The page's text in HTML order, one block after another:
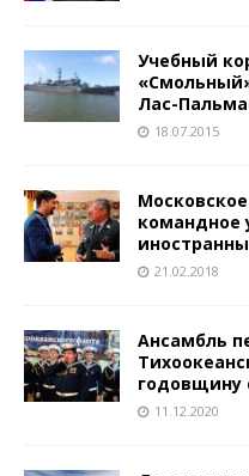
Учебный
Лас-
18.07.2015
командное
21.02.2018
Ансамбль
годовщину
11.12.2020